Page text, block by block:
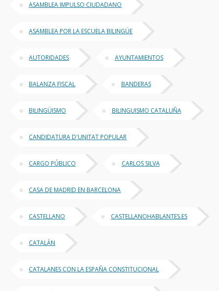
ASAMBLEA IMPULSO CIUDADANO
ASAMBLEA POR LA ESCUELA BILINGÜE
AUTORIDADES AYUNTAMIENTOS
BALANZA FISCAL BANDERAS
BILINGÜISMO BILINGUISMO CATALUÑA
CANDIDATURA D'UNITAT POPULAR
CARGO PÚBLICO CARLOS SILVA
CASA DE MADRID EN BARCELONA
CASTELLANO CASTELLANOHABLANTES.ES
CATALÁN
CATALANES CON LA ESPAÑA CONSTITUCIONAL